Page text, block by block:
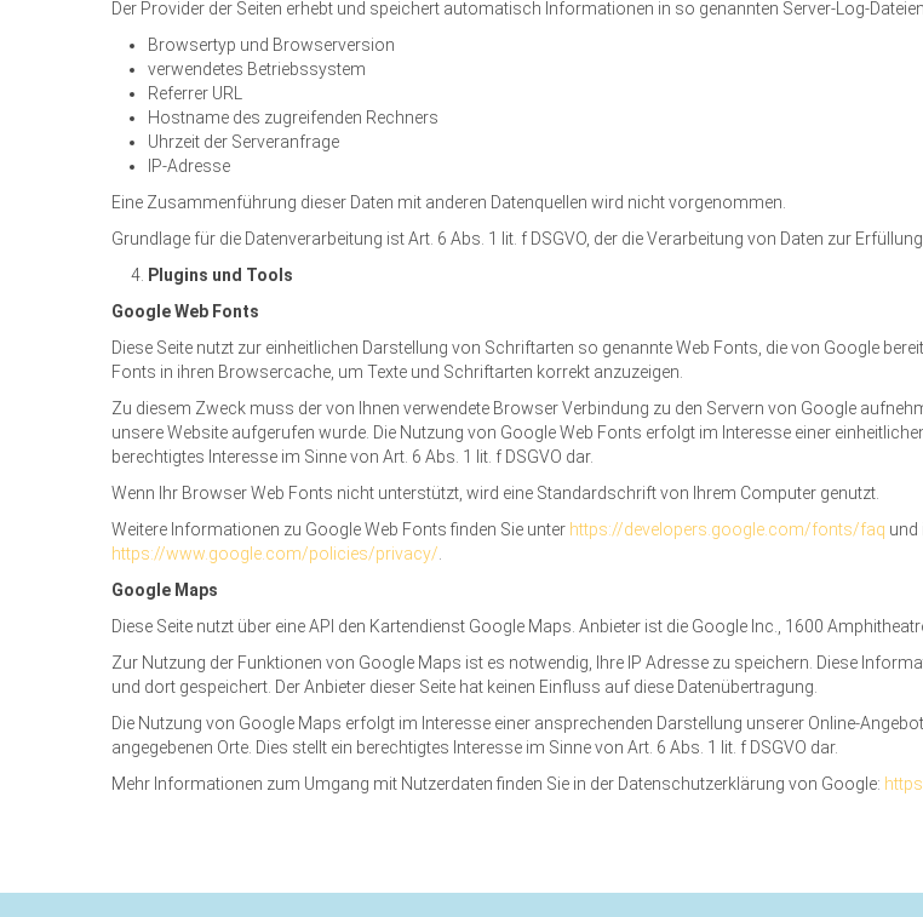
Der Provider der Seiten erhebt und speichert automatisch Informationen in so genannten Server-Log-
Browsertyp und Browserversion
verwendetes Betriebssystem
Referrer URL
Hostname des zugreifenden Rechners
Uhrzeit der Serveranfrage
IP-Adresse
Eine Zusammenführung dieser Daten mit anderen Datenquellen wird nicht vorgenommen.
Grundlage für die Datenverarbeitung ist Art. 6 Abs. 1 lit. f DSGVO, der die Verarbeitung von Daten zur
Plugins und Tools
Google Web Fonts
Diese Seite nutzt zur einheitlichen Darstellung von Schriftarten so genannte Web Fonts, die von Google
Fonts in ihren Browsercache, um Texte und Schriftarten korrekt anzuzeigen.
Zu diesem Zweck muss der von Ihnen verwendete Browser Verbindung zu den Servern von Google
unsere Website aufgerufen wurde. Die Nutzung von Google Web Fonts erfolgt im Interesse einer
berechtigtes Interesse im Sinne von Art. 6 Abs. 1 lit. f DSGVO dar.
Wenn Ihr Browser Web Fonts nicht unterstützt, wird eine Standardschrift von Ihrem Computer genutzt.
Weitere Informationen zu Google Web Fonts finden Sie unter https://developers.google.com/fonts/faq und
https://www.google.com/policies/privacy/
Google Maps
Diese Seite nutzt über eine API den Kartendienst Google Maps. Anbieter ist die Google Inc., 1600
Zur Nutzung der Funktionen von Google Maps ist es notwendig, Ihre IP Adresse zu speichern. Diese
und dort gespeichert. Der Anbieter dieser Seite hat keinen Einfluss auf diese Datenübertragung.
Die Nutzung von Google Maps erfolgt im Interesse einer ansprechenden Darstellung unserer Online-
angegebenen Orte. Dies stellt ein berechtigtes Interesse im Sinne von Art. 6 Abs. 1 lit. f DSGVO dar.
Mehr Informationen zum Umgang mit Nutzerdaten finden Sie in der Datenschutzerklärung von Google: